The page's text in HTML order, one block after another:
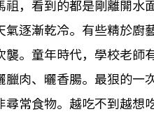
祖，看到的都是剛離開水
氣逐漸乾冷。有些精於廚
襲。童年時代，學校老師
肉、曬香腸。最狠的一次
常食物。越吃不到越想吃